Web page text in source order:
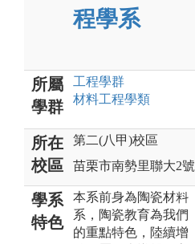
程學系
所屬
學群
工程學群
材料工程學類
所在
校區
第二(八甲)校區
苗栗市南勢里聯大2號
學系
特色
本系前身為陶瓷材料
系，陶瓷教育為我們
的重點特色，陸續增